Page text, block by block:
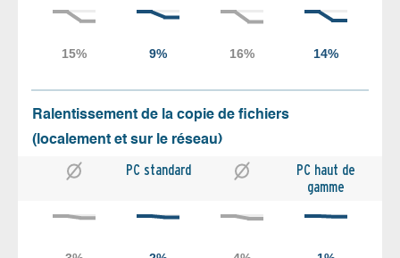
Ralentissement de la copie de fichiers
(localement et sur le réseau)
PC standard
PC haut de
gamme